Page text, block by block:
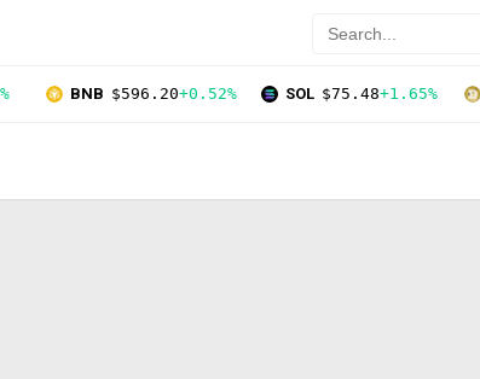
BNB $596.20+0.52% SOL $75.48+1.65%